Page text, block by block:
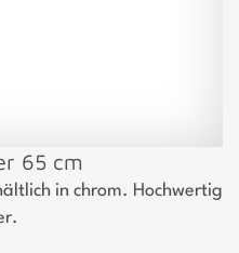
65 cm
in chrom. Hochwertig